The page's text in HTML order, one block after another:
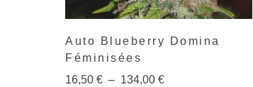
Auto Blueberry Domina
Féminisées
16,50 € – 134,00 €